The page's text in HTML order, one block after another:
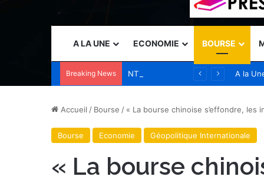
A LA UNE ECONOMIE BOURSE
Breaking News A la
Accueil / Bourse / « La bourse chinoise s’effondre, les
Bourse Economie Géopolitique Internationale
« La bourse